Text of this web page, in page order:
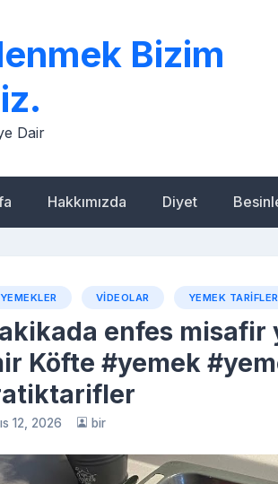
Bizim
Dair
Hakkımızda Diyet
VIDEOLAR YEMEK
enfes misafir
Köfte #yemek
12, 2026 bir